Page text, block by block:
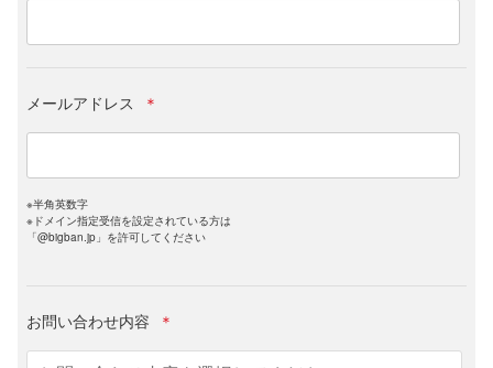
メールアドレス ＊
※半角英数字
※ドメイン指定受信を設定されている方は
「@bigban.jp」を許可してください
お問い合わせ内容 ＊